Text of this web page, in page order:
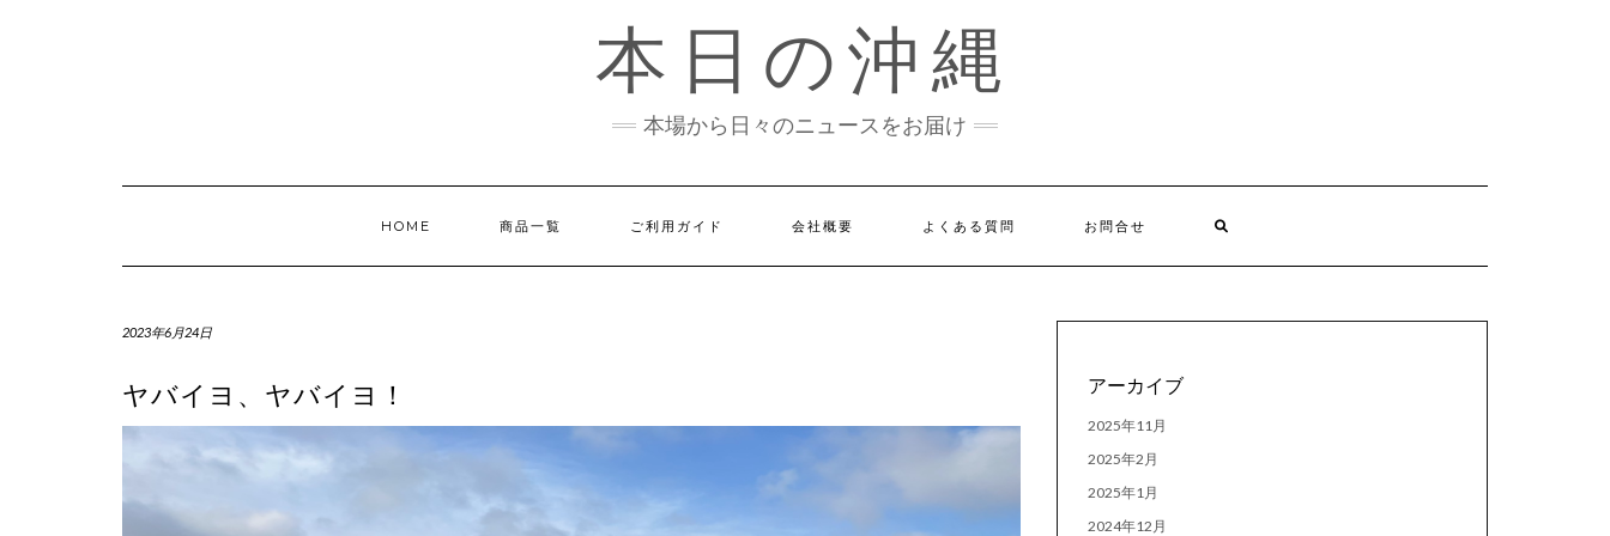
本日の沖縄
本場から日々のニュースをお届け
HOME 商品一覧 ご利用ガイド 会社概要 よくある質問 お問合せ
2023年6月24日
ヤバイヨ、ヤバイヨ！ アーカイブ
2025年11月
2025年2月
2025年1月
2024年12月